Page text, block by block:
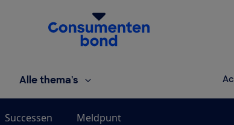
Homepage van de Consumentenbond
Alle thema's
Successen Meldpunt